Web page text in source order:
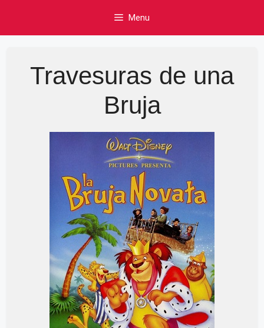
content
Menu
Travesuras de una
Bruja